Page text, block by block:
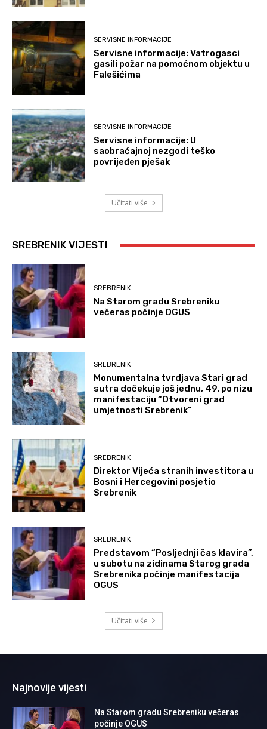
SERVISNE INFORMACIJE
Servisne informacije: Vatrogasci
gasili požar na pomoćnom objektu u
Falešićima
SERVISNE INFORMACIJE
Servisne informacije: U
saobraćajnoj nezgodi teško
povrijeđen pješak
Učitati više
SREBRENIK VIJESTI
SREBRENIK
Na Starom gradu Srebreniku
večeras počinje OGUS
SREBRENIK
Monumentalna tvrdjava Stari grad
sutra dočekuje još jednu, 49. po nizu
manifestaciju “Otvoreni grad
umjetnosti Srebrenik”
SREBRENIK
Direktor Vijeća stranih investitora u
Bosni i Hercegovini posjetio
Srebrenik
SREBRENIK
Predstavom “Posljednji čas klavira”,
u subotu na zidinama Starog grada
Srebrenika počinje manifestacija
OGUS
Učitati više
Najnovije vijesti
Na Starom gradu Srebreniku večeras
počinje OGUS